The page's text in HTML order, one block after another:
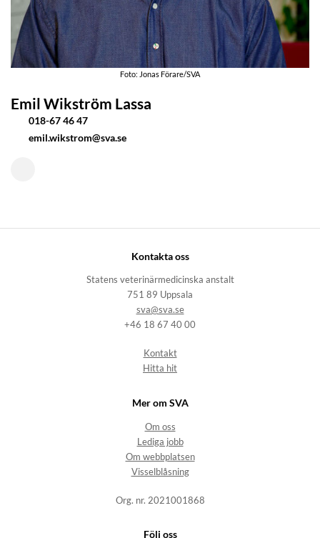
Foto: Jonas Förare/SVA
Emil Wikström Lassa
018-67 46 47
emil.wikstrom@sva.se
Kontakta oss
Statens veterinärmedicinska anstalt
751 89 Uppsala
sva@sva.se
+46 18 67 40 00
Kontakt
Hitta hit
Mer om SVA
Om oss
Lediga jobb
Om webbplatsen
Visselblåsning
Org. nr. 2021001868
Följ oss